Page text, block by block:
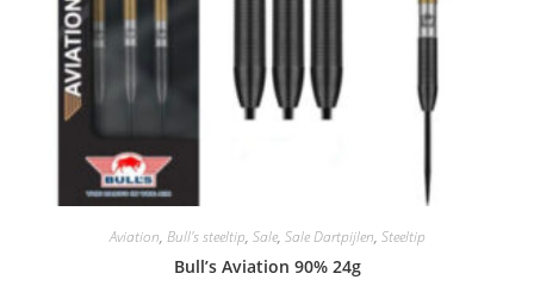
Aviation, Bull's steeltip, Sale, Sale Dartpijlen, Steeltip
Bull’s Aviation 90% 24g